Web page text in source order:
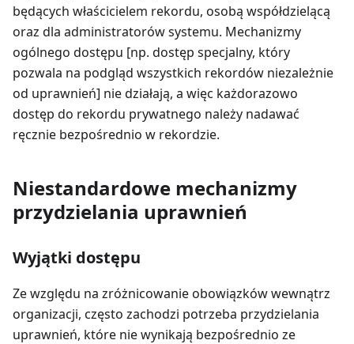
będących właścicielem rekordu, osobą współdzielącą
oraz dla administratorów systemu. Mechanizmy
ogólnego dostępu [np. dostęp specjalny, który
pozwala na podgląd wszystkich rekordów niezależnie
od uprawnień] nie działają, a więc każdorazowo
dostęp do rekordu prywatnego należy nadawać
ręcznie bezpośrednio w rekordzie.
Niestandardowe mechanizmy
przydzielania uprawnień
Wyjątki dostępu
Ze względu na zróżnicowanie obowiązków wewnątrz
organizacji, często zachodzi potrzeba przydzielania
uprawnień, które nie wynikają bezpośrednio ze